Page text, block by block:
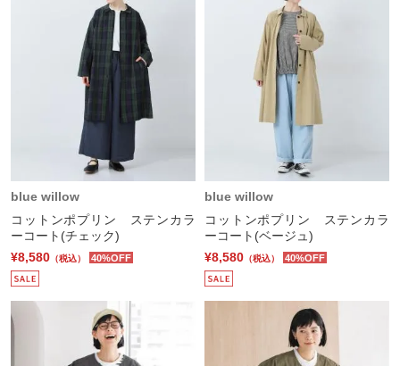
blue willow
コットンポプリン ステンカラ
ーコート(チェック)
¥8,580 （税込） 40%OFF
blue willow
コットンポプリン ステンカラ
ーコート(ベージュ)
¥8,580 （税込） 40%OFF